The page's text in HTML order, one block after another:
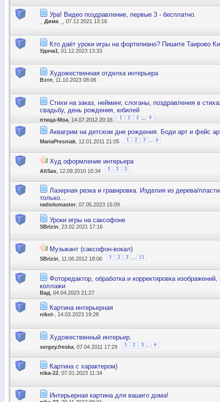
Ура! Видео поздравление, первые 3 - бесплатно.
_ Дима _ , 07.12.2021 13:16
Кто даёт уроки игры на фортепиано? Пишите Таирово
Удача1 , 01.12.2023 13:33
Художественная отделка интерьера
Вэтл , 11.10.2023 08:06
Стихи на заказ, нейминг, слоганы, поздравления в
свадьбу, день рождения, юбилей
птица-Моа , 14.07.2012 20:16 1 2 3 9
Аквагрим на детском дне рождения. Боди арт и фейс
MariaPresniak , 12.01.2011 21:05 1 2 3 6
Худ.оформление интерьера
AltSax , 12.09.2010 10:34 1 2 3
Лазерная резка и гравировка. Изделия из дерева/
только...
radiolomaster , 07.05.2023 15:09
Уроки игры на саксофоне
SBrizin , 23.02.2021 17:16
Музыкант (саксофон-вокал)
SBrizin , 11.06.2012 18:06 1 2 3 11
Фоторедактор, обработка и корректировка
коллажи
Вад , 04.04.2023 21:27
Картина интерьерная
nikol- , 14.03.2023 19:28
Художественный интерьер.
sergey.freska , 07.04.2011 17:29 1 2 3 4
Картина с характером)
nika-22 , 07.01.2023 11:34
Интерьерная картина для вашего дома!